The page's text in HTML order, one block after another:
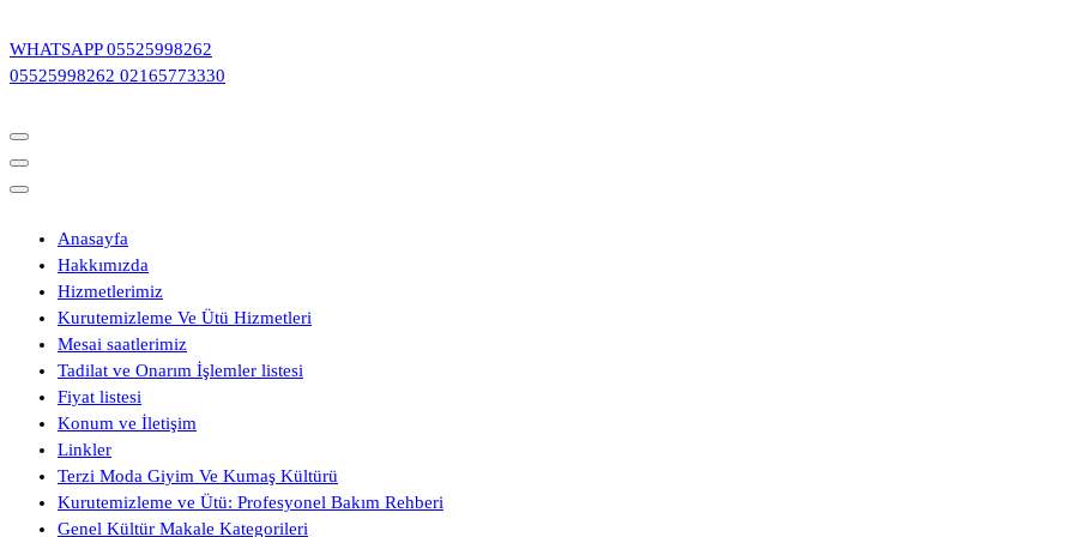
geç
WHATSAPP 05525998262
05525998262 02165773330
Anasayfa
Hakkımızda
Hizmetlerimiz
Kurutemizleme Ve Ütü Hizmetleri
Mesai saatlerimiz
Tadilat ve Onarım İşlemler listesi
Fiyat listesi
Konum ve İletişim
Linkler
Terzi Moda Giyim Ve Kumaş Kültürü
Kurutemizleme ve Ütü: Profesyonel Bakım Rehberi
Genel Kültür Makale Kategorileri